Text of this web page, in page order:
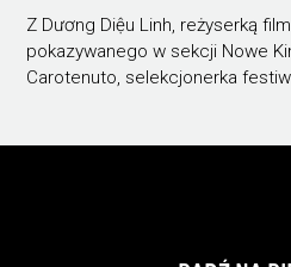
Z Dương Diệu Linh, reżyserką
pokazywanego w sekcji Nowe
Carotenuto, selekcjonerka